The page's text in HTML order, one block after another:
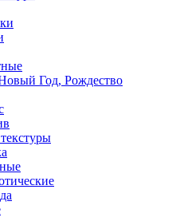
Год, Рождество